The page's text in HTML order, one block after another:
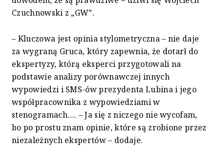
Czuchnowski z „GW”.
– Kluczowa jest opinia stylometryczna – nie daje
za wygraną Gruca, który zapewnia, że dotarł do
ekspertyzy, którą eksperci przygotowali na
podstawie analizy porównawczej innych
wypowiedzi i SMS-ów prezydenta Lubina i jego
współpracownika z wypowiedziami w
stenogramach…. – Ja się z niczego nie wycofam,
bo po prostu znam opinie, które są zrobione przez
niezależnych ekspertów – dodaje.